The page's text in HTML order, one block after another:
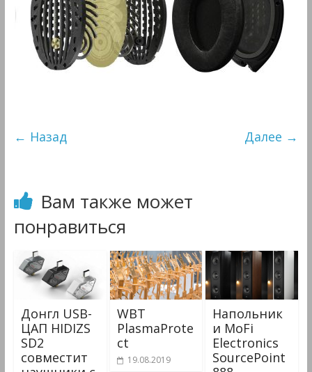
Мультимедиа
← Назад Далее →
Вам также может
понравиться
Донгл USB-
ЦАП HIDIZS
SD2
совместит
WBT
PlasmaProte
ct
19.08.2019
Напольник
и MoFi
Electronics
SourcePoint